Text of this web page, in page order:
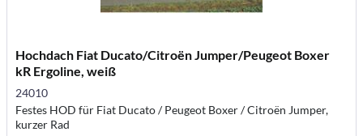
Hochdach Fiat Ducato/Citroën Jumper/Peugeot Boxer
kR Ergoline, weiß
24010
Festes HOD für Fiat Ducato / Peugeot Boxer / Citroën Jumper,
kurzer Rad